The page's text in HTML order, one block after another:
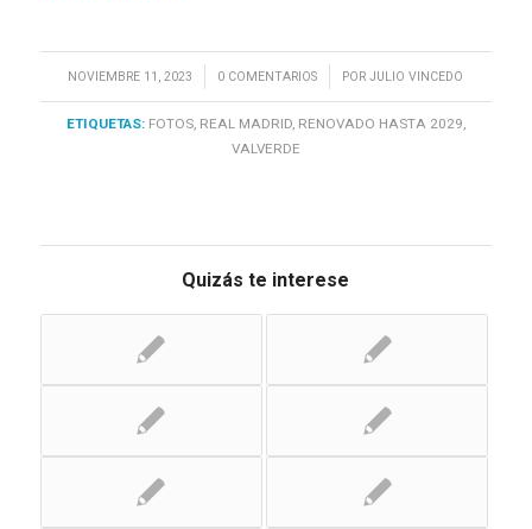
NOVIEMBRE 11, 2023
/ 0 COMENTARIOS
/ PORJULIO VINCEDO
ETIQUETAS: FOTOS, REAL MADRID, RENOVADO HASTA 2029,
VALVERDE
Quizás te interese